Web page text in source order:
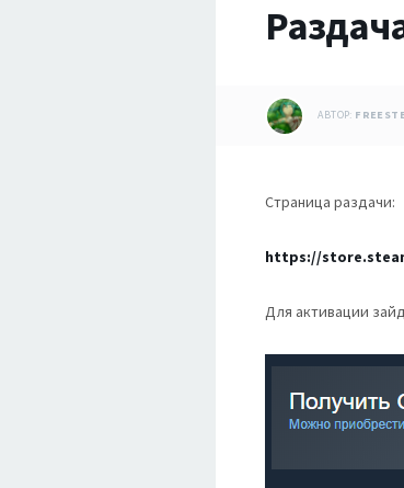
АВТОР:
Страница раздачи:
https://
Для активации